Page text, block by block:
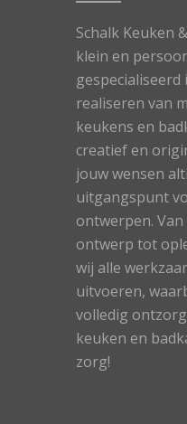
Schalk Keuken
klein en
gespecialiseerd
realiseren van
keukens en
creatief en
jouw wensen
uitgangspunt
ontwerpen.
ontwerp tot
wij alle
uitvoeren,
volledig
keuken en
zorg!